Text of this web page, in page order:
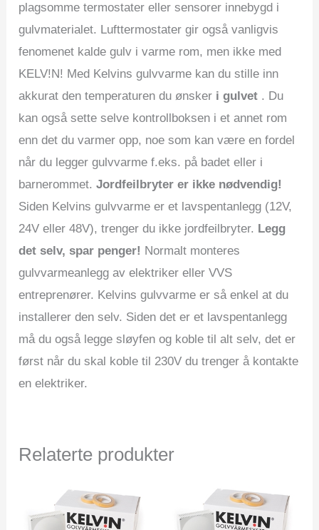
plagsomme termostater eller sensorer innebygd i
gulvmaterialet. Lufttermostater gir også vanligvis
fenomenet kalde gulv i varme rom, men ikke med
KELV!N! Med Kelvins gulvvarme kan du stille inn
akkurat den temperaturen du ønsker i gulvet . Du
kan også sette selve kontrollboksen i et annet rom
enn det du varmer opp, noe som kan være en fordel
når du legger gulvvarme f.eks. på badet eller i
barnerommet.Jordfeilbryter er ikke nødvendig!
Siden Kelvins gulvvarme er et lavspentanlegg (12V,
24V eller 48V), trenger du ikke jordfeilbryter. Legg
det selv, spar penger! Normalt monteres
gulvvarmeanlegg av elektriker eller VVS
entreprenører. Kelvins gulvvarme er så enkel at du
installerer den selv. Siden det er et lavspentanlegg
må du også legge sløyfen og koble til alt selv, det er
først når du skal koble til 230V du trenger å kontakte
en elektriker.
Relaterte produkter